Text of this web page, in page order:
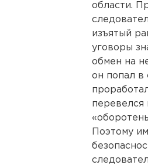
области.
изъятый
уговоры
обмен на
он попал в
перевелся
Поэтому